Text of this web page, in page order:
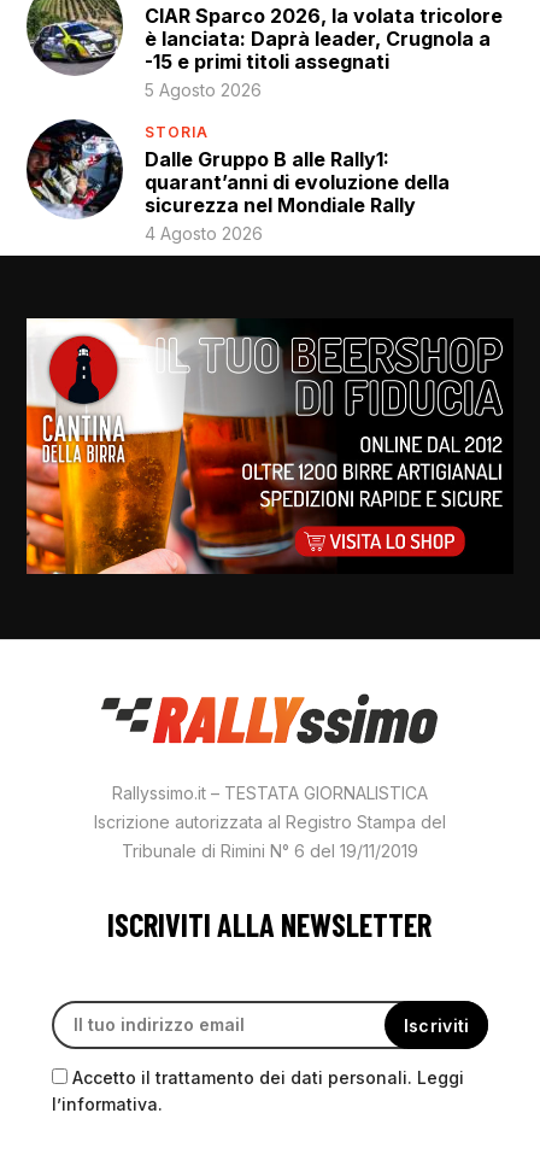
CIAR Sparco 2026, la volata tricolore
è lanciata: Daprà leader, Crugnola a
-15 e primi titoli assegnati
5 Agosto 2026
STORIA
Dalle Gruppo B alle Rally1:
quarant’anni di evoluzione della
sicurezza nel Mondiale Rally
4 Agosto 2026
Rallyssimo.it – TESTATA GIORNALISTICA
Iscrizione autorizzata al Registro Stampa del
Tribunale di Rimini N° 6 del 19/11/2019
ISCRIVITI ALLA NEWSLETTER
Accetto il trattamento dei dati personali. Leggi
l’informativa.